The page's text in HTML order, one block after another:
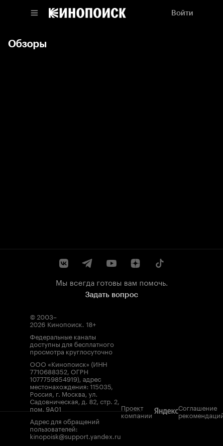
Войти
Обзоры
Мы всегда готовы вам помочь.
Задать вопрос
© 2003–
2026 Кинопоиск. 18+
Федеральные каналы
доступны для бесплатного
просмотра круглосуточно
ООО «Кинопоиск» (ИНН
7710688352, ОГРН
1077759854919), адрес
местонахождения: 115035,
Россия, г. Москва, ул.
Садовническая, д. 82, стр. 2,
пом. 9А01
Адрес для обращений
пользователей:
kinopoisk@support.yandex.ru
Проект
компании
Соглашение